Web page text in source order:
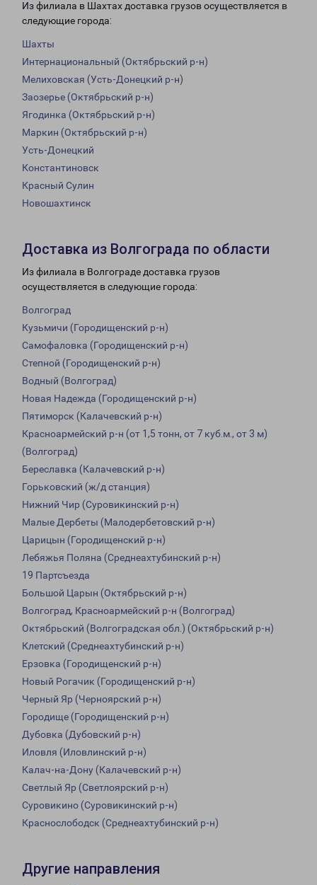
Из филиала в Шахтах доставка грузов осуществляется в
следующие города:
Шахты
Интернациональный (Октябрьский р-н)
Мелиховская (Усть-Донецкий р-н)
Заозерье (Октябрьский р-н)
Ягодинка (Октябрьский р-н)
Маркин (Октябрьский р-н)
Усть-Донецкий
Константиновск
Красный Сулин
Новошахтинск
Доставка из Волгограда по области
Из филиала в Волгограде доставка грузов
осуществляется в следующие города:
Волгоград
Кузьмичи (Городищенский р-н)
Самофаловка (Городищенский р-н)
Степной (Городищенский р-н)
Водный (Волгоград)
Новая Надежда (Городищенский р-н)
Пятиморск (Калачевский р-н)
Красноармейский р-н (от 1,5 тонн, от 7 куб.м., от 3 м)
(Волгоград)
Береславка (Калачевский р-н)
Горьковский (ж/д станция)
Нижний Чир (Суровикинский р-н)
Малые Дербеты (Малодербетовский р-н)
Царицын (Городищенский р-н)
Лебяжья Поляна (Среднеахтубинский р-н)
19 Партсъезда
Большой Царын (Октябрьский р-н)
Волгоград, Красноармейский р-н (Волгоград)
Октябрьский (Волгоградская обл.) (Октябрьский р-н)
Клетский (Среднеахтубинский р-н)
Ерзовка (Городищенский р-н)
Новый Рогачик (Городищенский р-н)
Черный Яр (Черноярский р-н)
Городище (Городищенский р-н)
Дубовка (Дубовский р-н)
Иловля (Иловлинский р-н)
Калач-на-Дону (Калачевский р-н)
Светлый Яр (Светлоярский р-н)
Суровикино (Суровикинский р-н)
Краснослободск (Среднеахтубинский р-н)
Другие направления